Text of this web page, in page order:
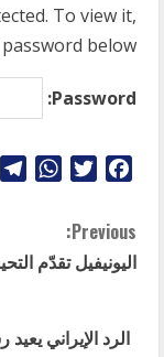
To view it,
below.
Password:
Facebook
Twitter
C
o
n
Previous:
اليونيفيل تقدّم
الرد الإيراني